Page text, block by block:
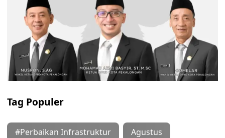
Tag Populer
#Perbaikan Infrastruktur Agustus